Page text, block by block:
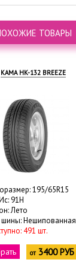
ТОВАРЫ
КАМА HK-132 BREEZE
195/65R15
91H
Лето
шины: Нешипованная
491 шт.
от3400 РУБ